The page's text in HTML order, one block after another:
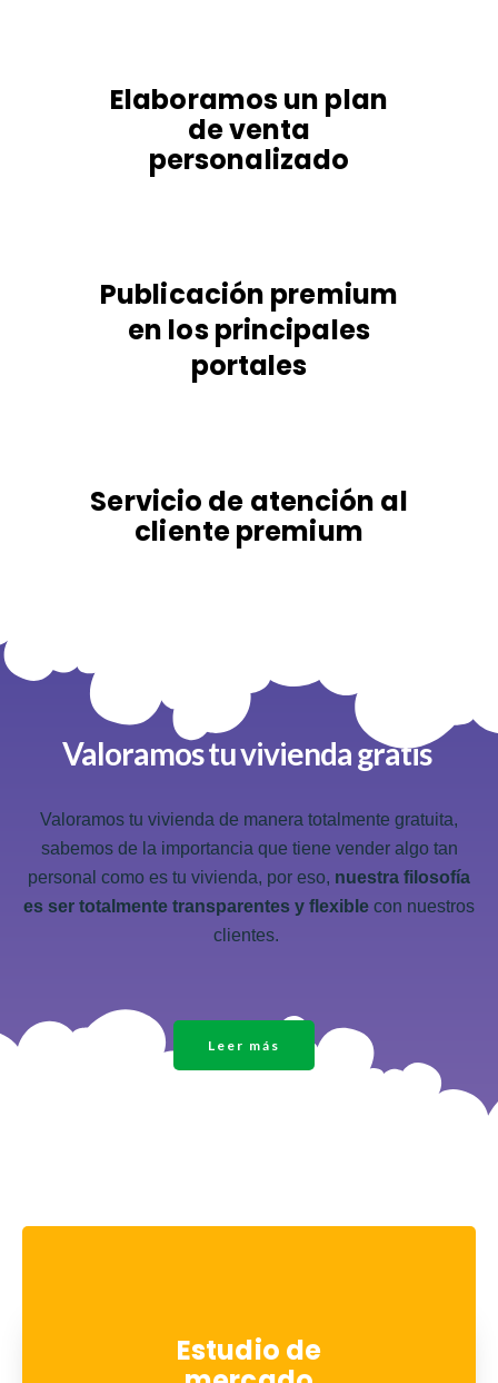
Elaboramos un plan
de venta
personalizado
Publicación premium
en los principales
portales
Servicio de atención al
cliente premium
Valoramostuviviendagratis
Valoramos tu vivienda de manera totalmente gratuita,
sabemos de la importancia que tiene vender algo tan
personal como es tu vivienda, por eso, nuestra filosofía
es ser totalmente transparentes y flexible con nuestros
clientes.
Leer más
Estudio de